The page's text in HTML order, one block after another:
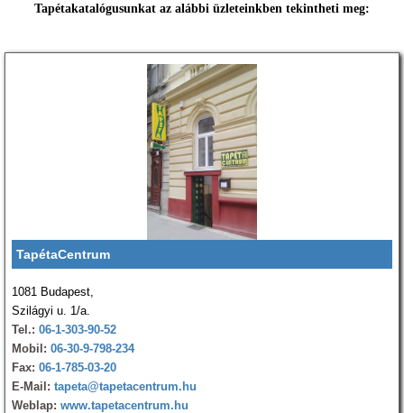
Tapétakatalógusunkat az alábbi üzleteinkben tekintheti meg:
TapétaCentrum
1081 Budapest,
Szilágyi u. 1/a.
Tel.: 06-1-303-90-52
Mobil: 06-30-9-798-234
Fax: 06-1-785-03-20
E-Mail: tapeta@tapetacentrum.hu
Weblap: www.tapetacentrum.hu